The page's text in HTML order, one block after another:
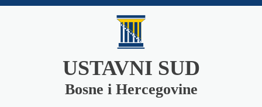
USTAVNI SUD
Bosne i Hercegovine